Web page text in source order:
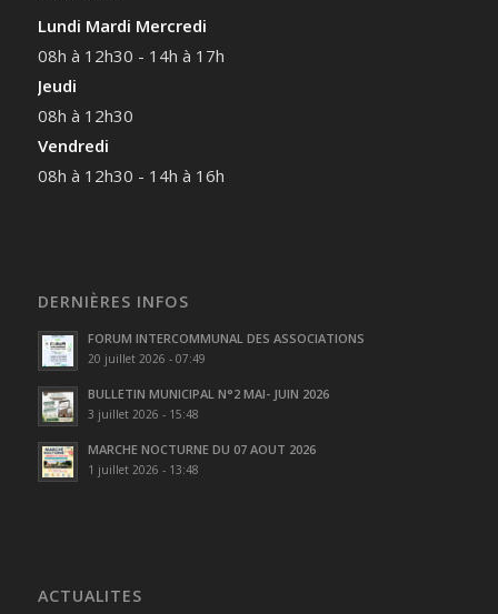
Lundi Mardi Mercredi
08h à 12h30 - 14h à 17h
Jeudi
08h à 12h30
Vendredi
08h à 12h30 - 14h à 16h
DERNIÈRES INFOS
FORUM INTERCOMMUNAL DES ASSOCIATIONS
20 juillet 2026 - 07:49
BULLETIN MUNICIPAL N°2 MAI- JUIN 2026
3 juillet 2026 - 15:48
MARCHE NOCTURNE DU 07 AOUT 2026
1 juillet 2026 - 13:48
ACTUALITES